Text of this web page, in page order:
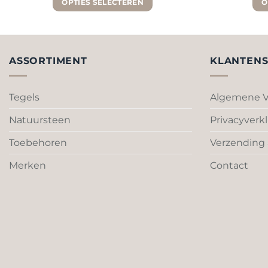
OPTIES SELECTEREN
op
ASSORTIMENT
Tegels
Natuursteen
Toebehoren
Merken
Algemene
Verzending
Contact